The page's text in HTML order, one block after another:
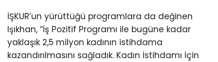
İŞKUR’un yürüttüğü programlara da değinen
Işıkhan, “İş Pozitif Programı ile bugüne kadar
yaklaşık 2,5 milyon kadının istihdama
kazandırılmasını sağladık. Kadın İstihdamı İçin